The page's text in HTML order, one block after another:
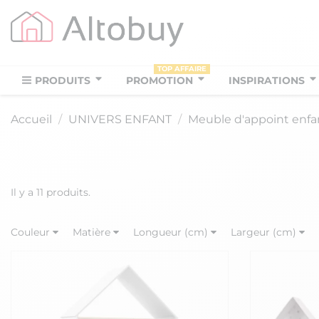
PRODUITS PROMOTION
TOP AFFAIRE
INSPIRATIONS
Accueil UNIVERS ENFANT Meuble d'appoint
Il y a 11 produits.
Couleur Matière Longueur (cm)
Largeur (cm)